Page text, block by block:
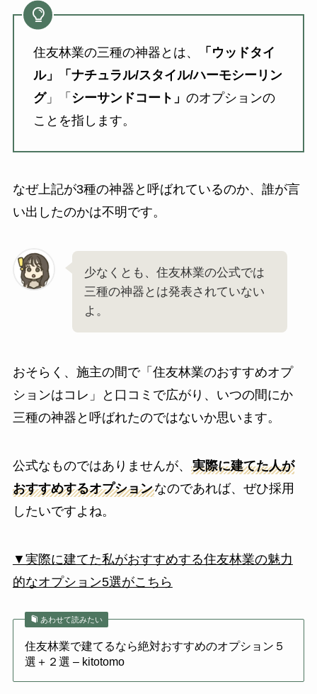
住友林業の三種の神器とは、
「ウッドタイ
ル」「ナチュラル/スタイル/ハーモシーリン
グ」「 シーサンドコート」 のオプションの
ことを指します。
なぜ上記が3種の神器と呼ばれているのか、誰が言
い出したのかは不明です。
少なくとも、住友林業の公式では
三種の神器とは発表されていない
よ。
おそらく、施主の間で「住友林業のおすすめオプ
ションはコレ」と口コミで広がり、いつの間にか
三種の神器と呼ばれたのではないか思います。
公式なものではありませんが、 実際に建てた人が
おすすめするオプションなのであれば、ぜひ採用
したいですよね。
▼実際に建てた私がおすすめする住友林業の魅力
的なオプション5選がこちら
あわせて読みたい
住友林業で建てるなら絶対おすすめのオプション５
選＋２選 – kitotomo